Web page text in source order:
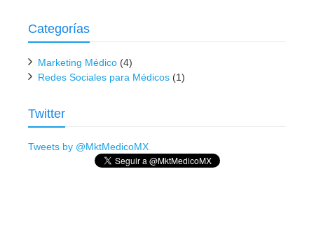
Categorías
Marketing Médico (4)
Redes Sociales para Médicos (1)
Twitter
Tweets by @MktMedicoMX